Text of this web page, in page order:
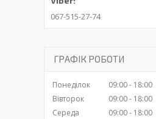
067-515-27-74
ГРАФІК РОБОТИ
Понеділок 09:00
18:00
Вівторок
09:00
18:00
Середа
09:00
18:00